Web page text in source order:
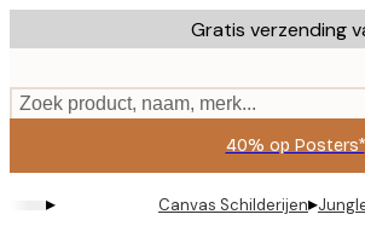
to
content.
Gratis verzending
Zoek product, naam, merk...
40% op Posters*
▸ Canvas Schilderijen▸